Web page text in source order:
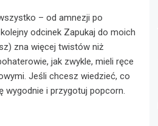
– od amnezji po
odcinek Zapukaj do moich
zna więcej twistów niż
jak zwykle, mieli ręce
Jeśli chcesz wiedzieć, co
wygodnie i przygotuj popcorn.